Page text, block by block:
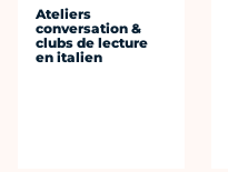
Ateliers
conversation &
clubs de lecture
en italien